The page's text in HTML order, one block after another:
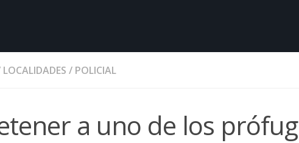
LOCALIDADES / POLICIAL
a uno de los